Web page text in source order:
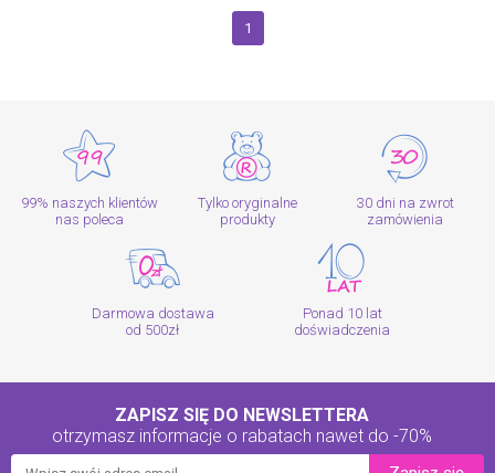
1
99% naszych klientów
nas poleca
Tylko oryginalne
produkty
30 dni na zwrot
zamówienia
Darmowa dostawa
od 500zł
Ponad 10 lat
doświadczenia
ZAPISZ SIĘ DO NEWSLETTERA
otrzymasz informacje o rabatach nawet do -70%